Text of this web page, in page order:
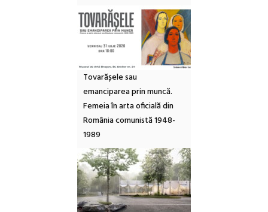
Tovarășele sau
emanciparea prin muncă.
Femeia în arta oficială din
România comunistă 1948-
1989